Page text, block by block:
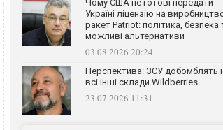
Чому США не готові передати
Україні ліцензію на
ракет Patriot: політика, безпека
можливі альтернативи
03.08.2026 20:24
Перспектива: ЗСУ добомблять і
всі інші склади Wildberries
23.07.2026 11:31